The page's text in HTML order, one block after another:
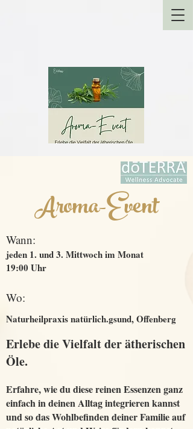
Aroma-Event
Wann:
Wo:
jeden 1. und 3. Mittwoch im Monat
19:00 Uhr
Naturheilpraxis natürlich.gsund, Offenberg
Erlebe die Vielfalt der ätherischen
Öle.
Erfahre, wie du diese reinen Essenzen ganz
einfach in deinen Alltag integrieren kannst
und so das Wohlbefinden deiner Familie auf